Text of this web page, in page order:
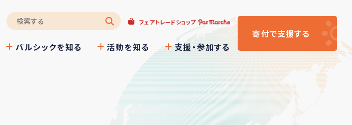
フェアトレードショップ
パルシックを知る 活動を知る 支援・参加する
寄付で支援する